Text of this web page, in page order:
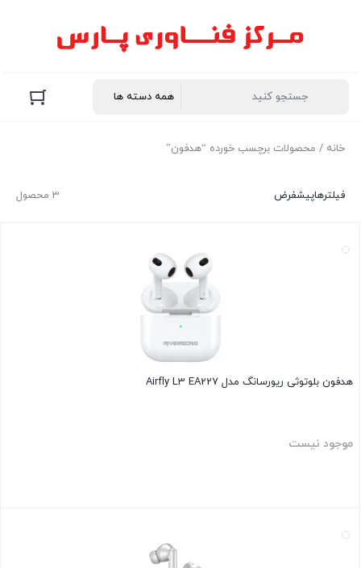
خانه / محصولات برچسب خورده “هدفون”
3 محصول فیلترهاپیشفرض
هدفون بلوتوثی ریورسانگ مدل Airfly L3 EA227
موجود نیست